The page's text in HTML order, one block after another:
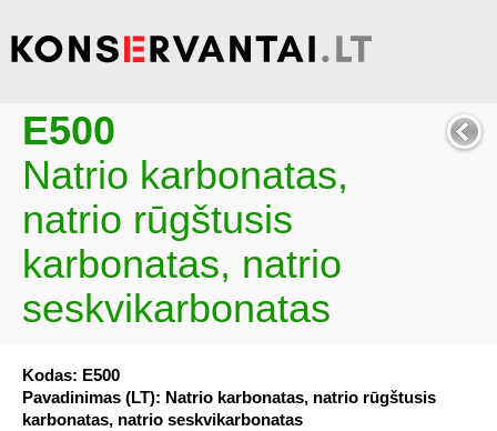
E500
Natrio karbonatas,
natrio rūgštusis
karbonatas, natrio
seskvikarbonatas
Kodas: E500
Pavadinimas (LT): Natrio karbonatas, natrio rūgštusis
karbonatas, natrio seskvikarbonatas